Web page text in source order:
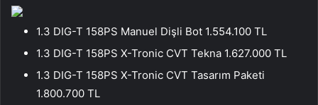
1.3 DIG-T 158PS Manuel Dişli Bot 1.554.100 TL
1.3 DIG-T 158PS X-Tronic CVT Tekna 1.627.000 TL
1.3 DIG-T 158PS X-Tronic CVT Tasarım Paketi
1.800.700 TL